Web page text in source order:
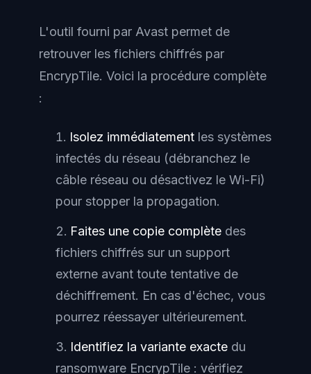
L'outil fourni par Avast permet de
retrouver les fichiers chiffrés par
EncrypTile. Voici la procédure complète
:
Isolez immédiatement les systèmes
infectés du réseau (débranchez le
câble réseau ou désactivez le Wi-Fi)
pour stopper la propagation.
Faites une copie complète des
fichiers chiffrés sur un support
externe avant toute tentative de
déchiffrement. En cas d'échec, vous
pourrez réessayer ultérieurement.
Identifiez la variante exacte du
ransomware EncrypTile : vérifiez